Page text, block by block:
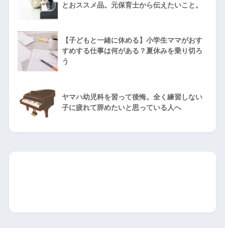
とおススメ品。元保育士から伝えたいこと。
【子どもと一緒に休める】小学生ママがおす
すめする仕事は何がある？夏休みを乗り切ろ
う
ヤマハ幼児科を習って後悔。全く練習しない
子に疲れて辞めたいと思っている人へ